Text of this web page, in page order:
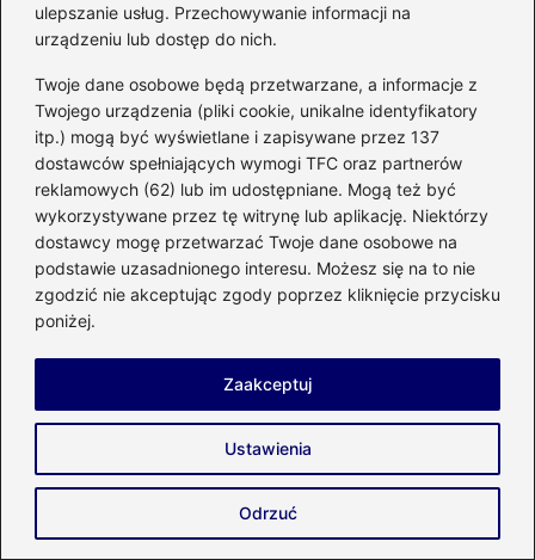
ulepszanie usług. Przechowywanie informacji na
urządzeniu lub dostęp do nich.
Twoje dane osobowe będą przetwarzane, a informacje z
Twojego urządzenia (pliki cookie, unikalne identyfikatory
itp.) mogą być wyświetlane i zapisywane przez 137
dostawców spełniających wymogi TFC oraz partnerów
reklamowych (62) lub im udostępniane. Mogą też być
wykorzystywane przez tę witrynę lub aplikację. Niektórzy
dostawcy mogę przetwarzać Twoje dane osobowe na
podstawie uzasadnionego interesu. Możesz się na to nie
zgodzić nie akceptując zgody poprzez kliknięcie przycisku
poniżej.
Ustawienia
Odrzuć
Zaakceptuj
Odkryj piękno golden sand – jaki
Praktyczny przewodnik: jak efektywnie
zamontować elektroniczny podzielnik
ciepła
Efektywne techniki wiercenia w drewnie
– poradnik dla każdego majsterkowicza
Twórcze pomysły: Jak zrobić jajko ze
Skuteczne sposoby na uszczelnienie
kolektora wydechowego w Twoim
samochodzie
Co to znaczy kolor transparentny?